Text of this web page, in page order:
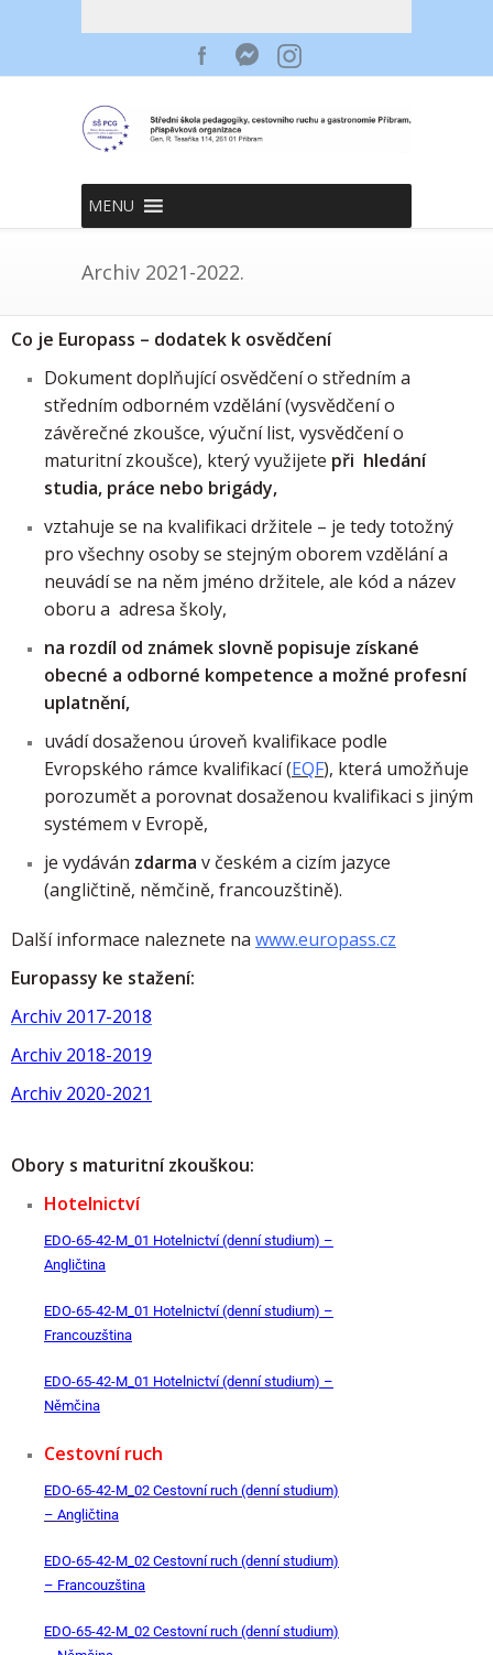
MENU
Archiv 2021-2022.
Co je Europass – dodatek k osvědčení
Dokument doplňující osvědčení o středním a
středním odborném vzdělání (vysvědčení o
závěrečné zkoušce, výuční list, vysvědčení o
maturitní zkoušce), který využijete při hledání
studia, práce nebo brigády,
vztahuje se na kvalifikaci držitele – je tedy totožný
pro všechny osoby se stejným oborem vzdělání a
neuvádí se na něm jméno držitele, ale kód a název
oboru a adresa školy,
na rozdíl od známek slovně popisuje získané
obecné a odborné kompetence a možné profesní
uplatnění,
uvádí dosaženou úroveň kvalifikace podle
Evropského rámce kvalifikací (EQF), která umožňuje
porozumět a porovnat dosaženou kvalifikaci s jiným
systémem v Evropě,
je vydáván zdarma v českém a cizím jazyce
(angličtině, němčině, francouzštině).
Další informace naleznete na www.europass.cz
Europassy ke stažení:
Archiv 2017-2018
Archiv 2018-2019
Archiv 2020-2021
Obory s maturitní zkouškou:
Hotelnictví
EDO-65-42-M_01 Hotelnictví (denní studium) –
Angličtina
EDO-65-42-M_01 Hotelnictví (denní studium) –
Francouzština
EDO-65-42-M_01 Hotelnictví (denní studium) –
Němčina
Cestovní ruch
EDO-65-42-M_02 Cestovní ruch (denní studium)
– Angličtina
EDO-65-42-M_02 Cestovní ruch (denní studium)
– Francouzština
EDO-65-42-M_02 Cestovní ruch (denní studium)